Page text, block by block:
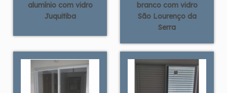
alumínio com vidro
Juquitiba
branco com vidro
São Lourenço da
Serra